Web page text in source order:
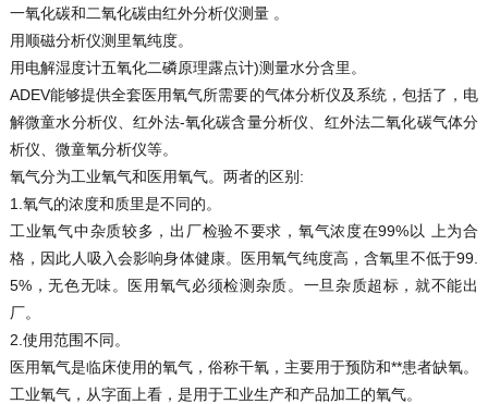
一氧化碳和二氧化碳由红外分析仪测量 。
用顺磁分析仪测里氧纯度。
用电解湿度计五氧化二磷原理露点计)测量水分含里。
ADEV能够提供全套医用氧气所需要的气体分析仪及系统，包括了，电
解微童水分析仪、红外法-氧化碳含量分析仪、红外法二氧化碳气体分
析仪、微童氧分析仪等。
氧气分为工业氧气和医用氧气。两者的区别:
1.氧气的浓度和质里是不同的。
工业氧气中杂质较多，出厂检验不要求，氧气浓度在99%以 上为合
格，因此人吸入会影响身体健康。医用氧气纯度高，含氧里不低于99.
5%，无色无味。医用氧气必须检测杂质。一旦杂质超标，就不能出
厂。
2.使用范围不同。
医用氧气是临床使用的氧气，俗称干氧，主要用于预防和**患者缺氧。
工业氧气，从字面上看，是用于工业生产和产品加工的氧气。